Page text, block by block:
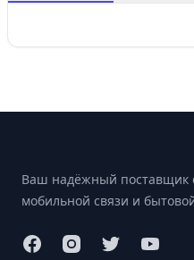
Ваш надёжный поставщик
мобильной связи и